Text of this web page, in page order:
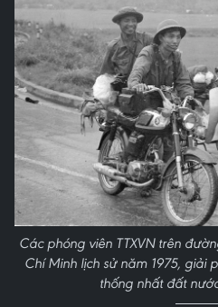
Các phóng viên TTXVN trên
Chí Minh lịch sử năm 1975, giải
thống nhất đất